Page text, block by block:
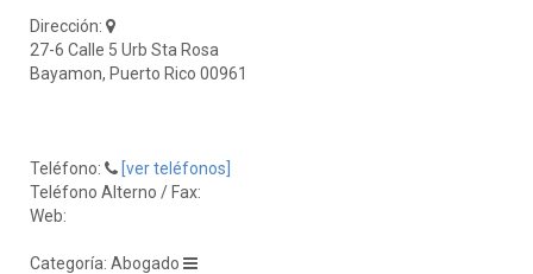
Dirección:
27-6 Calle 5 Urb Sta Rosa
Bayamon, Puerto Rico 00961
Teléfono:
[ver teléfonos]
Teléfono Alterno / Fax:
Web:
Categoría: Abogado